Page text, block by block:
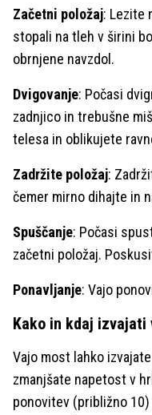
Začetni položaj: Lezite
stopali na tleh v širini
obrnjene navzdol.
Dvigovanje: Počasi
zadnjico in trebušne
telesa in oblikujete
Zadržite položaj:
čemer mirno dihajte in
Spuščanje: Počasi
začetni položaj.
Ponavljanje: Vajo
Kako in kdaj izvajati
Vajo most lahko
zmanjšate napetost v
ponovitev (približno